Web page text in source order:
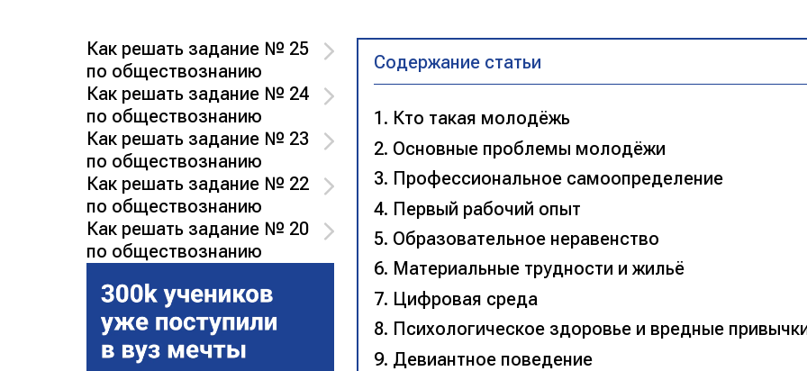
Как решать задание № 25
по обществознанию
Как решать задание № 24
по обществознанию
Как решать задание № 23
по обществознанию
Как решать задание № 22
по обществознанию
Как решать задание № 20
по обществознанию
Содержание статьи
Кто такая молодёжь
Основные проблемы молодёжи
Профессиональное самоопределение
Первый рабочий опыт
Образовательное неравенство
Материальные трудности и жильё
Цифровая среда
Психологическое здоровье и вредные
Девиантное поведение